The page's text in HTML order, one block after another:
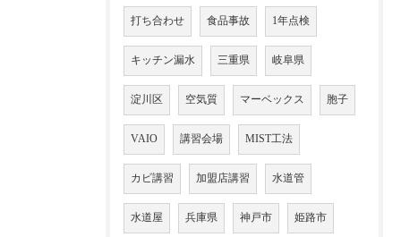
打ち合わせ 食品事故 1年点検
キッチン漏水 三重県 岐阜県
淀川区 空気質 マーベックス 胞子
VAIO 講習会場 MIST工法
カビ講習 加盟店講習 水道管
水道屋 兵庫県 神戸市 姫路市